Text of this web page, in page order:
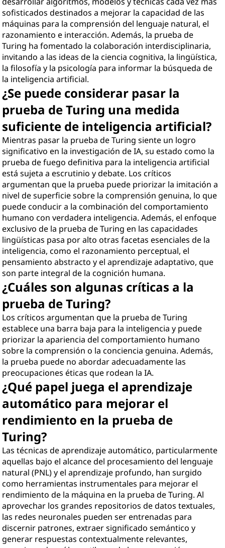
sofisticados destinados a mejorar la capacidad de las
máquinas para la comprensión del lenguaje natural, el
razonamiento e interacción. Además, la prueba de
Turing ha fomentado la colaboración interdisciplinaria,
invitando a las ideas de la ciencia cognitiva, la lingüística,
la filosofía y la psicología para informar la búsqueda de
la inteligencia artificial.
¿Se puede considerar pasar la
prueba de Turing una medida
suficiente de inteligencia artificial?
Mientras pasar la prueba de Turing siente un logro
significativo en la investigación de IA, su estado como la
prueba de fuego definitiva para la inteligencia artificial
está sujeta a escrutinio y debate. Los críticos
argumentan que la prueba puede priorizar la imitación a
nivel de superficie sobre la comprensión genuina, lo que
puede conducir a la combinación del comportamiento
humano con verdadera inteligencia. Además, el enfoque
exclusivo de la prueba de Turing en las capacidades
lingüísticas pasa por alto otras facetas esenciales de la
inteligencia, como el razonamiento perceptual, el
pensamiento abstracto y el aprendizaje adaptativo, que
son parte integral de la cognición humana.
¿Cuáles son algunas críticas a la
prueba de Turing?
Los críticos argumentan que la prueba de Turing
establece una barra baja para la inteligencia y puede
priorizar la apariencia del comportamiento humano
sobre la comprensión o la conciencia genuina. Además,
la prueba puede no abordar adecuadamente las
preocupaciones éticas que rodean la IA.
¿Qué papel juega el aprendizaje
automático para mejorar el
rendimiento en la prueba de
Turing?
Las técnicas de aprendizaje automático, particularmente
aquellas bajo el alcance del procesamiento del lenguaje
natural (PNL) y el aprendizaje profundo, han surgido
como herramientas instrumentales para mejorar el
rendimiento de la máquina en la prueba de Turing. Al
aprovechar los grandes repositorios de datos textuales,
las redes neuronales pueden ser entrenadas para
discernir patrones, extraer significado semántico y
generar respuestas contextualmente relevantes,